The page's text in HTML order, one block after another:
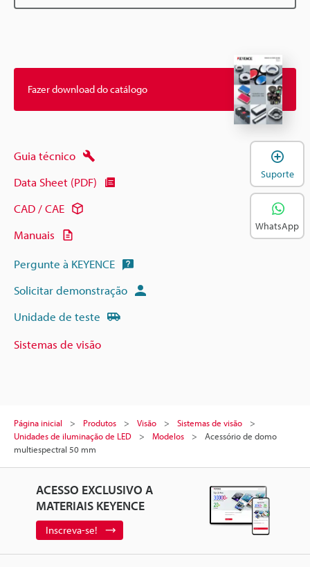
Fazer download do catálogo
Guia técnico
Data Sheet (PDF)
CAD / CAE
Manuais
Pergunte à KEYENCE
Solicitar demonstração
Unidade de teste
Sistemas de visão
Página inicial Produtos Visão
Sistemas de visão
Unidades de iluminação de LED
Modelos
Acessório de domo
multiespectral 50 mm
ACESSO EXCLUSIVO A
MATERIAIS KEYENCE
Inscreva-se!
Suporte
WhatsApp